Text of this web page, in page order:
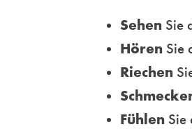
Sehen Sie
Hören Sie
Riechen
Fühlen Sie